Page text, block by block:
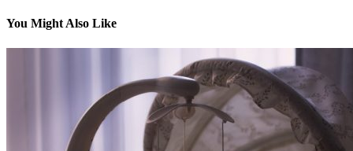
You Might Also Like